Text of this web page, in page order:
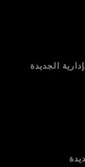
الجديدة